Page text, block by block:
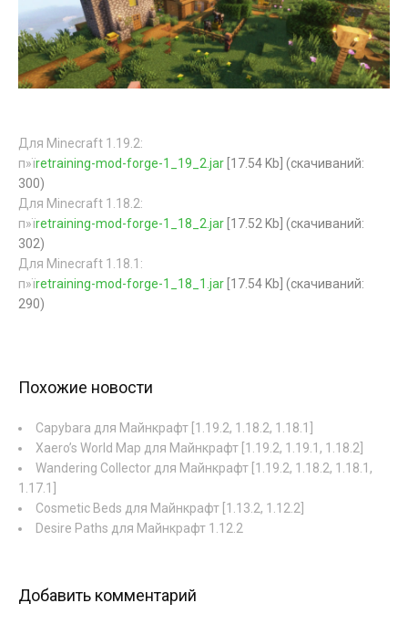
Для Minecraft 1.19.2:
п»їretraining-mod-forge-1_19_2.jar [17.54 Kb] (cкачиваний:
300)
Для Minecraft 1.18.2:
п»їretraining-mod-forge-1_18_2.jar [17.52 Kb] (cкачиваний:
302)
Для Minecraft 1.18.1:
п»їretraining-mod-forge-1_18_1.jar [17.54 Kb] (cкачиваний:
290)
Похожие новости
Capybara для Майнкрафт [1.19.2, 1.18.2, 1.18.1]
Xaero’s World Map для Майнкрафт [1.19.2, 1.19.1, 1.18.2]
Wandering Collector для Майнкрафт [1.19.2, 1.18.2, 1.18.1,
1.17.1]
Cosmetic Beds для Майнкрафт [1.13.2, 1.12.2]
Desire Paths для Майнкрафт 1.12.2
Добавить комментарий